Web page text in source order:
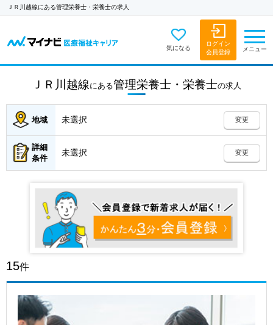
ＪＲ川越線にある管理栄養士・栄養士の求人
気になる
ログイン
会員登録
メニュー
ＪＲ川越線 にある管理栄養士・栄養士の求人
地域 未選択 変更
詳細
条件
未選択 変更
15件